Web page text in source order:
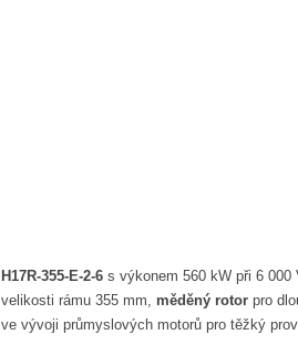
H17R-355-E-2-6 s výkonem 560 kW při 6 000
velikosti rámu 355 mm, měděný rotor pro
ve vývoji průmyslových motorů pro těžký